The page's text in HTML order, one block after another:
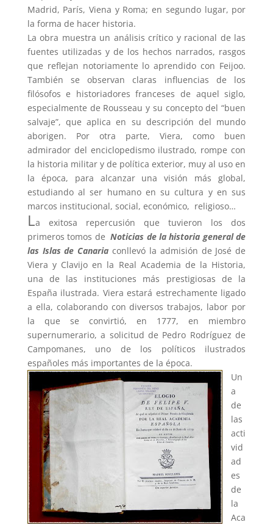
Madrid, París, Viena y Roma; en segundo lugar, por
la forma de hacer historia.
La obra muestra un análisis crítico y racional de las
fuentes utilizadas y de los hechos narrados, rasgos
que reflejan notoriamente lo aprendido con Feijoo.
También se observan claras influencias de los
filósofos e historiadores franceses de aquel siglo,
especialmente de Rousseau y su concepto del “buen
salvaje”, que aplica en su descripción del mundo
aborigen. Por otra parte, Viera, como buen
admirador del enciclopedismo ilustrado, rompe con
la historia militar y de política exterior, muy al uso en
la época, para alcanzar una visión más global,
estudiando al ser humano en su cultura y en sus
marcos institucional, social, económico, religioso…
La exitosa repercusión que tuvieron los dos
primeros tomos deNoticias de la historia general de
las Islas de Canaria conllevó la admisión de José de
Viera y Clavijo en la Real Academia de la Historia,
una de las instituciones más prestigiosas de la
España ilustrada. Viera estará estrechamente ligado
a ella, colaborando con diversos trabajos, labor por
la que se convirtió, en 1777, en miembro
supernumerario, a solicitud de Pedro Rodríguez de
Campomanes, uno de los políticos ilustrados
españoles más importantes de la época.
Un
a
de
las
acti
vid
ad
es
de
la
Aca